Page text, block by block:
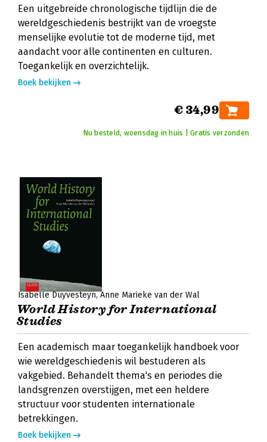
Een uitgebreide chronologische tijdlijn die de
wereldgeschiedenis bestrijkt van de vroegste
menselijke evolutie tot de moderne tijd, met
aandacht voor alle continenten en culturen.
Toegankelijk en overzichtelijk.
Boek bekijken
€ 34,99
Nu besteld, woensdag in huis | Gratis verzonden
Isabelle Duyvesteyn Anne Marieke van der Wal
World History for International
Studies
Een academisch maar toegankelijk handboek voor
wie wereldgeschiedenis wil bestuderen als
vakgebied. Behandelt thema's en periodes die
landsgrenzen overstijgen, met een heldere
structuur voor studenten internationale
betrekkingen.
Boek bekijken